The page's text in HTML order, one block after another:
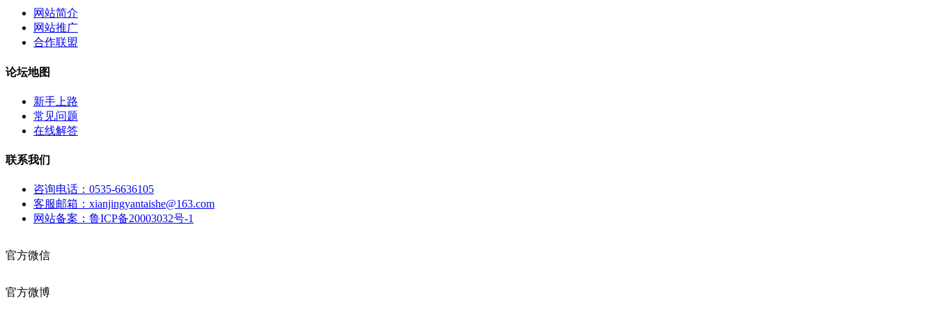
网站简介
网站推广
合作联盟
论坛地图
新手上路
常见问题
在线解答
联系我们
咨询电话：0535-6636105
客服邮箱：xianjingyantaishe@163.com
网站备案：鲁ICP备20003032号-1
官方微信
官方微博